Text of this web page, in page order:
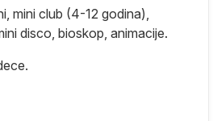
mini club (4-12 godina),
disco, bioskop, animacije.